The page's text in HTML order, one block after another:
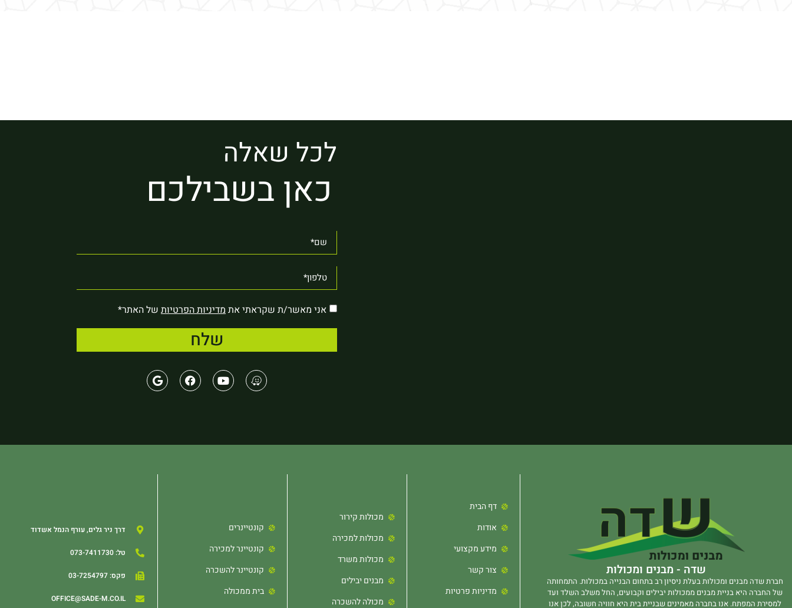
לכל שאלה
כאן בשבילכם
אני מאשר/ת שקראתי את מדיניות הפרטיות של האתר*
שלח
שדה - מבנים ומכולות
חברת שדה מבנים ומכולות בעלת ניסיון רב בתחום הבנייה במכולות. התמחותה
של החברה היא בניית מבנים ממכולות יבילים וקבועים, החל משלב השלד ועד
למסירת המפתח. אנו בחברה מאמינים שבניית בית היא חוויה חשובה, לכן אנו
דף הבית
אודות
מידע מקצועי
צור קשר
מדיניות פרטיות
מכולות קירור
מכולות למכירה
מכולות משרד
מבנים יבילים
מכולה להשכרה
קונטיינרים
קונטיינר למכירה
קונטיינר להשכרה
בית ממכולה
דרך ניר גלים, עורף הנמל אשדוד
טל: ‏073-7411730
פקס: ‏03-7254797
OFFICE@SADE-M.CO.IL